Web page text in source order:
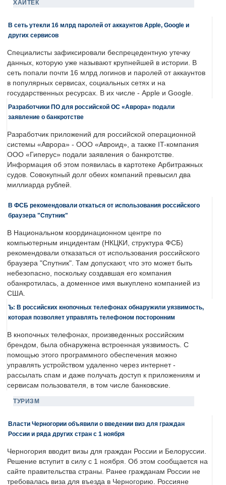
ХАЙТЕК
В сеть утекли 16 млрд паролей от аккаунтов Apple, Google и
других сервисов
Специалисты зафиксировали беспрецедентную утечку
данных, которую уже называют крупнейшей в истории. В
сеть попали почти 16 млрд логинов и паролей от аккаунтов
в популярных сервисах, социальных сетях и на
государственных ресурсах. В их числе - Apple и Google.
Разработчики ПО для российской ОС «Аврора» подали
заявление о банкротстве
Разработчик приложений для российской операционной
системы «Аврора» - ООО «Авроид», а также IT-компания
ООО «Гиперус» подали заявления о банкротстве.
Информация об этом появилась в картотеке Арбитражных
судов. Совокупный долг обеих компаний превысил два
миллиарда рублей.
В ФСБ рекомендовали откаться от использования российского
браузера "Спутник"
В Национальном координационном центре по
компьютерным инцидентам (НКЦКИ, структура ФСБ)
рекомендовали отказаться от использования российского
браузера "Спутник". Там допускают, что это может быть
небезопасно, поскольку создавшая его компания
обанкротилась, а доменное имя выкуплено компанией из
США.
Ъ: В российских кнопочных телефонах обнаружили уязвимость,
которая позволяет управлять телефоном посторонним
В кнопочных телефонах, произведенных российским
брендом, была обнаружена встроенная уязвимость. С
помощью этого программного обеспечения можно
управлять устройством удаленно через интернет -
рассылать спам и даже получать доступ к приложениям и
сервисам пользователя, в том числе банковские.
ТУРИЗМ
Власти Черногории объявили о введении виз для граждан
России и ряда других стран с 1 ноября
Черногория вводит визы для граждан России и Белоруссии.
Решение вступит в силу с 1 ноября. Об этом сообщается на
сайте правительства страны. Ранее гражданам России не
требовалась виза для въезда в Черногорию. Россияне